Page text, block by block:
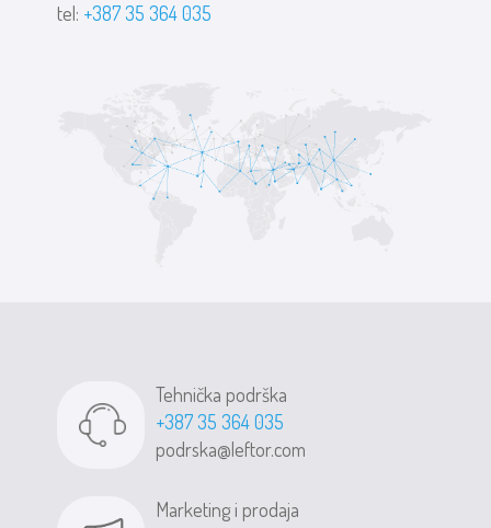
tel: +387 35 364 035
Tehnička podrška
+387 35 364 035
podrska@leftor.com
Marketing i prodaja